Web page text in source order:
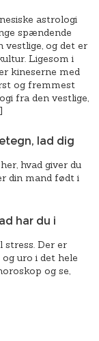
astrologi
spændende
vestlige, og det er
Ligesom i
kineserne med
og fremmest
fra den vestlige,
lad dig
hvad giver du
din mand født i
har du i
Der er
uro i det hele
og se,